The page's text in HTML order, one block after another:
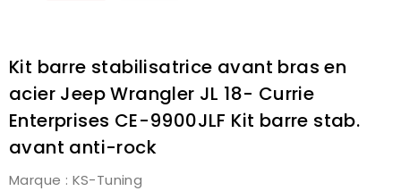
Kit barre stabilisatrice avant bras en
acier Jeep Wrangler JL 18- Currie
Enterprises CE-9900JLF Kit barre stab.
avant anti-rock
Marque : KS-Tuning